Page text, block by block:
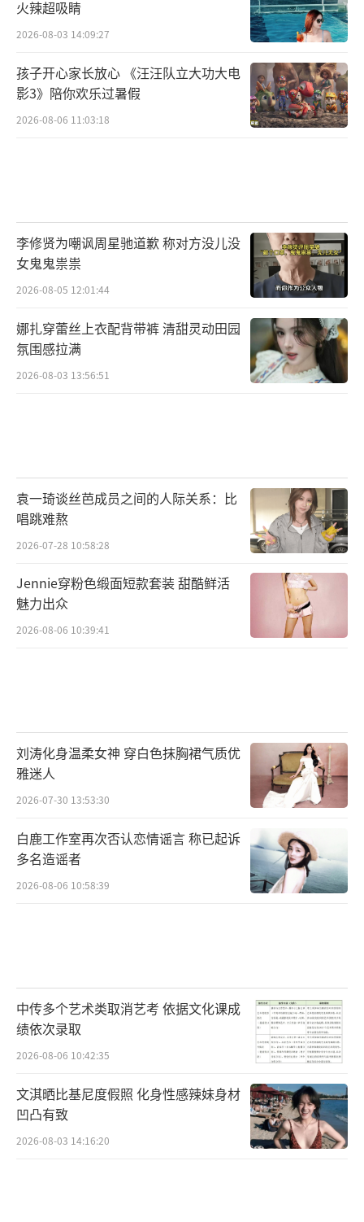
火辣超吸睛
2026-08-03 14:09:27
孩子开心家长放心 《汪汪队立大功大电
影3》陪你欢乐过暑假
2026-08-06 11:03:18
李修贤为嘲讽周星驰道歉 称对方没儿没
女鬼鬼祟祟
2026-08-05 12:01:44
娜扎穿蕾丝上衣配背带裤 清甜灵动田园
氛围感拉满
2026-08-03 13:56:51
袁一琦谈丝芭成员之间的人际关系：比
唱跳难熬
2026-07-28 10:58:28
Jennie穿粉色缎面短款套装 甜酷鲜活
魅力出众
2026-08-06 10:39:41
刘涛化身温柔女神 穿白色抹胸裙气质优
雅迷人
2026-07-30 13:53:30
白鹿工作室再次否认恋情谣言 称已起诉
多名造谣者
2026-08-06 10:58:39
中传多个艺术类取消艺考 依据文化课成
绩依次录取
2026-08-06 10:42:35
文淇晒比基尼度假照 化身性感辣妹身材
凹凸有致
2026-08-03 14:16:20